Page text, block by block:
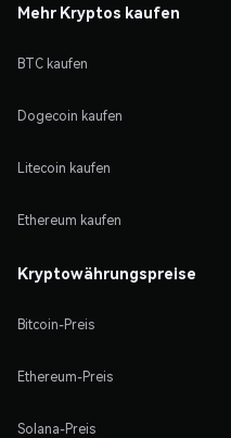
Mehr Kryptos kaufen
BTC kaufen
Dogecoin kaufen
Litecoin kaufen
Ethereum kaufen
Kryptowährungspreise
Bitcoin-Preis
Ethereum-Preis
Solana-Preis